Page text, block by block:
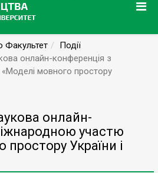
Факультет
Події
онлайн-конференція з
мовного простору
онлайн-
участю
України і